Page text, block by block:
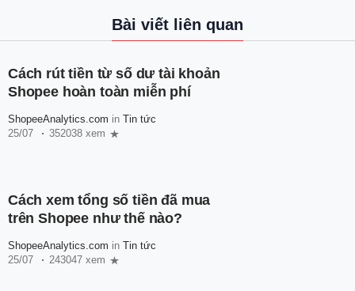
Bài viết liên quan
Cách rút tiền từ số dư tài khoản
Shopee hoàn toàn miễn phí
ShopeeAnalytics.com in Tin tức
25/07
352038 xem
Cách xem tổng số tiền đã mua
trên Shopee như thế nào?
ShopeeAnalytics.com in Tin tức
25/07
243047 xem